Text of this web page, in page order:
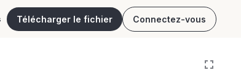
Télécharger le fichier Connectez-vous